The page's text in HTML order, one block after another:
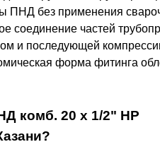
ПНД без применения
соединение частей
и последующей
форма фитинга
комб. 20 х 1/2" НР